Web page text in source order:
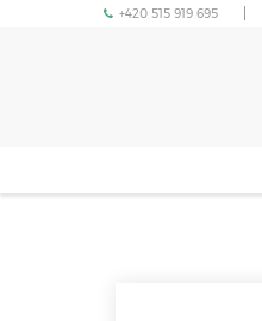
+420 515 919 695